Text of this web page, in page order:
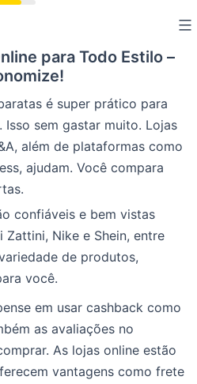
para Todo Estilo –
é super prático para
sem gastar muito. Lojas
além de plataformas como
ajudam. Você compara
confiáveis e bem vistas
Zattini, Nike e Shein, entre
de produtos,
você.
em usar cashback como
as avaliações no
As lojas online estão
vantagens como frete